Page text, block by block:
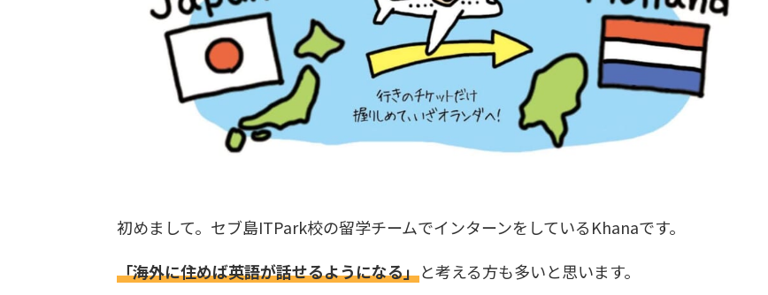
初めまして。セブ島ITPark校の留学チームでインターンをしているKhanaです。
「海外に住めば英語が話せるようになる」と考える方も多いと思います。